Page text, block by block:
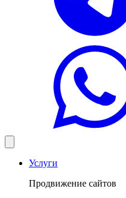
Услуги
Продвижение сайтов